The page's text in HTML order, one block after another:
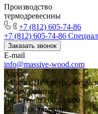
Производство
термодревесины
+7 (812) 605-74-86
+7 (812) 605-74-86
Заказать звонок
E-mail
info@massive-wood.com
Адрес
г. Санкт-Петербург,
Режим работы
Пн. - Пт.: 09:00 - 18:00
Сб. - Вск.: выходные